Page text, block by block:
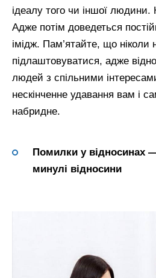
ідеалу того чи іншої
Адже потім доведеться
імідж. Пам’ятайте, що ніколи
підлаштовуватися, адже
людей з спільними
нескінченне удавання вам і
набридне.
Помилки у відносинах
минулі відносини